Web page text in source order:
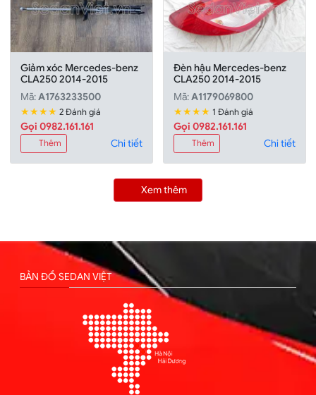
Giảm xóc Mercedes-benz
CLA250 2014-2015
Mã:A1763233500
★★★★ 2 Đánh giá
Gọi 0982.161.161
Thêm Chi tiết
Đèn hậu Mercedes-benz
CLA250 2014-2015
Mã:A1179069800
★★★★ 1 Đánh giá
Gọi 0982.161.161
Thêm Chi tiết
Xem thêm
BẢN ĐỒ SEDAN VIỆT